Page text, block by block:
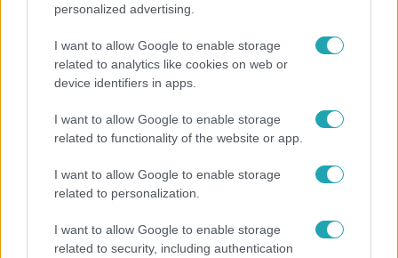
personalized advertising.
I want to allow Google to enable storage
related to analytics like cookies on web or
device identifiers in apps.
I want to allow Google to enable storage
related to functionality of the website or app.
I want to allow Google to enable storage
related to personalization.
I want to allow Google to enable storage
related to security, including authentication
Öt gyereket neveltek fel közösen – szinte sosem
mutatja meg férjét Ungár Anikó